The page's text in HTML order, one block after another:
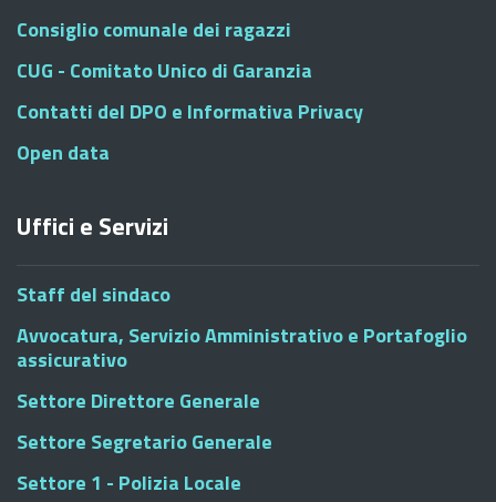
Consiglio comunale dei ragazzi
CUG - Comitato Unico di Garanzia
Contatti del DPO e Informativa Privacy
Open data
Uffici e Servizi
Staff del sindaco
Avvocatura, Servizio Amministrativo e Portafoglio
assicurativo
Settore Direttore Generale
Settore Segretario Generale
Settore 1 - Polizia Locale